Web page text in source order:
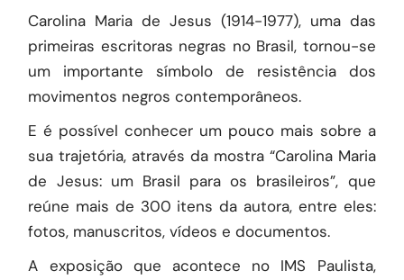
Carolina Maria de Jesus (1914-1977), uma das
primeiras escritoras negras no Brasil, tornou-se
um importante símbolo de resistência dos
movimentos negros contemporâneos.
E é possível conhecer um pouco mais sobre a
sua trajetória, através da mostra “Carolina Maria
de Jesus: um Brasil para os brasileiros”, que
reúne mais de 300 itens da autora, entre eles:
fotos, manuscritos, vídeos e documentos.
A exposição que acontece no IMS Paulista,